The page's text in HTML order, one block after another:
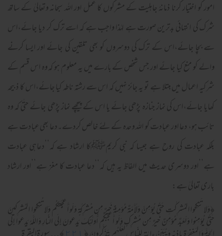
امور کو اختیار کرنا ذمانۂ جاہلیت کے مشرکوں کا عمل اور اللہ سبحانہ وتعالیٰ کے ساتھ
شرک کی انتہائی بدترین صورت ہے لہٰذا واجب ہے کہ اسے ترک کر دیا جائے،اس
سے بچا جائے،اس کے ترک کی دوسروں کو بھی تلقین کی جائے اور ایسا کرنے
والے کو منع کیا جائے اور جس شخص کے بارے میں یہ معلوم ہو کہ وہ اس قسم کے
شرکیہ اعمال میں مبتلا ہے تو یہ جائز نہیں کہ اس سے رشتہ ناطہ کیا جائے،اس کا ذبیحہ
کھایا جائے،اس کی نماز جنازہ پڑھی جائے یا اس کے پیچھے نماز پڑھی جائے حتٰی کہ وہ
تائب ہو، دعا اور عبادت کو اللہ وحدہ کے لئے خالص کردے۔دعا بھی عبادت ہے
بلکہ عبادت کی روح ہے جیسا کہ نبی کریمﷺکا ارشاد ہے کہ‘‘دعاہی عبادت
ہے’’اور دوسری حدیث میں الفاظ یہ ہیں کہ‘‘دعا عبادت کا مغز ہے’’اور ارشاد
باری تعالیٰ ہے:
وَلا تَنكِحُوا المُشرِ‌كـٰتِ حَتّىٰ يُؤمِنَّ وَلَأَمَةٌ مُؤمِنَةٌ خَيرٌ‌ مِن مُشرِ‌كَةٍ وَلَو أَعجَبَتكُم وَلا تُنكِحُوا المُشرِ‌كينَ
حَتّىٰ يُؤمِنوا وَلَعَبدٌ مُؤمِنٌ خَيرٌ‌ مِن مُشرِ‌كٍ وَلَو أَعجَبَكُم أُولـٰئِكَ يَدعونَ إِلَى النّارِ‌ وَاللَّهُ يَدعوا إِلَى